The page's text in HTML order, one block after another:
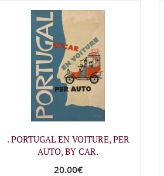
. PORTUGAL EN VOITURE, PER
AUTO, BY CAR.
20.00€